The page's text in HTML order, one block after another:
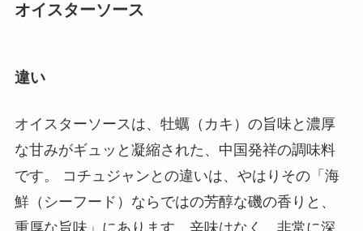
オイスターソース
違い
オイスターソースは、牡蠣（カキ）の旨味と濃厚
な甘みがギュッと凝縮された、中国発祥の調味料
です。 コチュジャンとの違いは、やはりその「海
鮮（シーフード）ならではの芳醇な磯の香りと、